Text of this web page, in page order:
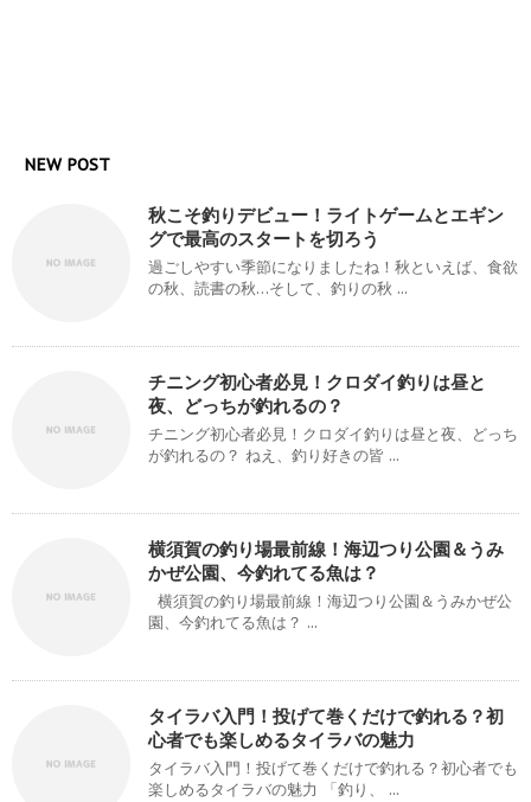
NEW POST
秋こそ釣りデビュー！ライトゲームとエギン
グで最高のスタートを切ろう
過ごしやすい季節になりましたね！秋といえば、食欲
の秋、読書の秋…そして、釣りの秋 ...
チニング初心者必見！クロダイ釣りは昼と
夜、どっちが釣れるの？
チニング初心者必見！クロダイ釣りは昼と夜、どっち
が釣れるの？ ねえ、釣り好きの皆 ...
横須賀の釣り場最前線！海辺つり公園＆うみ
かぜ公園、今釣れてる魚は？
横須賀の釣り場最前線！海辺つり公園＆うみかぜ公
園、今釣れてる魚は？ ...
タイラバ入門！投げて巻くだけで釣れる？初
心者でも楽しめるタイラバの魅力
タイラバ入門！投げて巻くだけで釣れる？初心者でも
楽しめるタイラバの魅力 「釣り、 ...